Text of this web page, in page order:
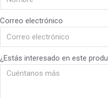
Correo electrónico
¿Estás interesado en este